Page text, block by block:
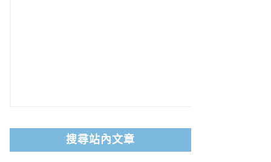
搜尋站內文章